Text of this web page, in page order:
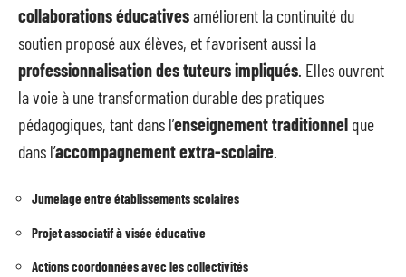
collaborations éducativesaméliorent la continuité du
soutien proposé aux élèves, et favorisent aussi la
professionnalisation des tuteurs impliqués . Elles ouvrent
la voie à une transformation durable des pratiques
pédagogiques, tant dans l’enseignement traditionnel que
dans l’accompagnement extra-scolaire
Jumelage entre établissements scolaires
Projet associatif à visée éducative
Actions coordonnées avec les collectivités